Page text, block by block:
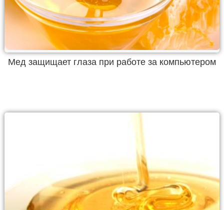
Мед защищает глаза при работе за компьютером